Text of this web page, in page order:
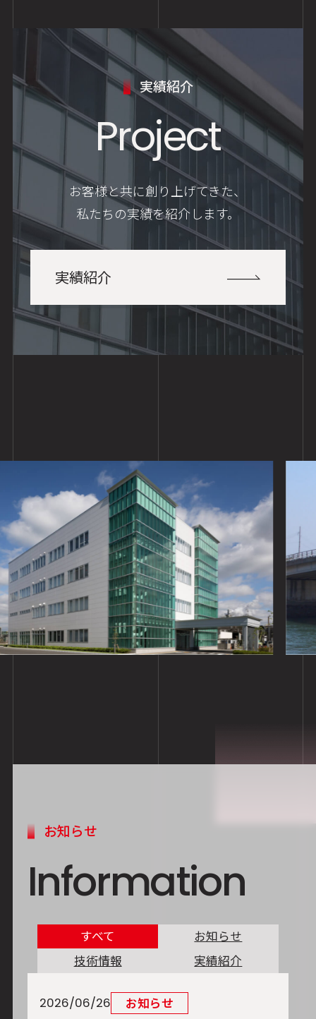
実績紹介
Project
お客様と共に創り上げてきた、
私たちの実績を紹介します。
実績紹介
お知らせ
Information
すべて
お知らせ
技術情報
実績紹介
2026/06/26 お知らせ